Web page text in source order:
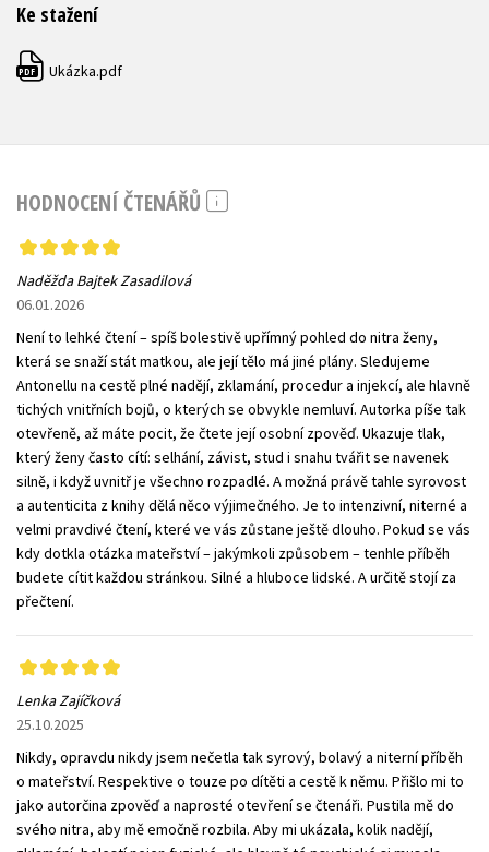
Ke stažení
PDF Ukázka.pdf
HODNOCENÍ ČTENÁŘŮ
Naděžda Bajtek Zasadilová
06.01.2026
Není to lehké čtení – spíš bolestivě upřímný pohled do nitra ženy,
která se snaží stát matkou, ale její tělo má jiné plány. Sledujeme
Antonellu na cestě plné nadějí, zklamání, procedur a injekcí, ale hlavně
tichých vnitřních bojů, o kterých se obvykle nemluví. Autorka píše tak
otevřeně, až máte pocit, že čtete její osobní zpověď. Ukazuje tlak,
který ženy často cítí: selhání, závist, stud i snahu tvářit se navenek
silně, i když uvnitř je všechno rozpadlé. A možná právě tahle syrovost
a autenticita z knihy dělá něco výjimečného. Je to intenzivní, niterné a
velmi pravdivé čtení, které ve vás zůstane ještě dlouho. Pokud se vás
kdy dotkla otázka mateřství – jakýmkoli způsobem – tenhle příběh
budete cítit každou stránkou. Silné a hluboce lidské. A určitě stojí za
přečtení.
Lenka Zajíčková
25.10.2025
Nikdy, opravdu nikdy jsem nečetla tak syrový, bolavý a niterní příběh
o mateřství. Respektive o touze po dítěti a cestě k němu. Přišlo mi to
jako autorčina zpověď a naprosté otevření se čtenáři. Pustila mě do
svého nitra, aby mě emočně rozbila. Aby mi ukázala, kolik nadějí,